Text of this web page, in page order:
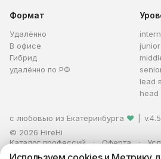
Формат
Удалённо
В офисе
Гибрид
удалённо по РФ
lead
head
с любовью из Екатеринбурга ❤
v.4.5
© 2026 HireHi
Каталог профессий
Оферта
Персональные данные
Реклама